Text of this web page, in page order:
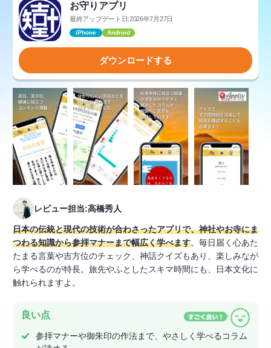
お守りアプリ
最終アップデート日:2026年7月27日
iPhone Android
ダウンロードする
レビュー担当:高橋秀人
日本の伝統と現代の技術が合わさったアプリで、神社やお寺にま
つわる知識から参拝マナーまで幅広く学べます。毎日届く心あた
たまる言葉や吉方位のチェック、神話クイズもあり、楽しみなが
ら学べるのが特長。旅先やふとしたスキマ時間にも、日本文化に
触れられますよ。
良い点
参拝マナーや御朱印の作法まで、やさしく学べるコラム